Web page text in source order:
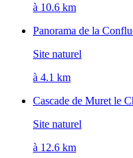
à 10.6 km
Panorama de la
Site naturel
à 4.1 km
Cascade de Muret le
Site naturel
à 12.6 km